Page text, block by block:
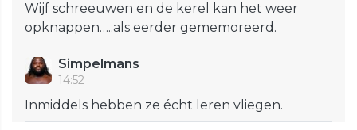
Wijf schreeuwen en de kerel kan het weer
opknappen…..als eerder gememoreerd.
Simpelmans
14:52
Inmiddels hebben ze écht leren vliegen.